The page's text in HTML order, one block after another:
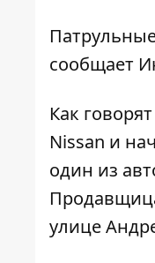
сообщает
Как
Nissan и
один из
улице